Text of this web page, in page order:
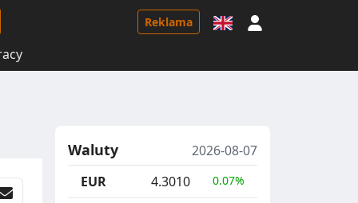
Reklama
Waluty
2026-08-07
EUR
4.3010 0.07%